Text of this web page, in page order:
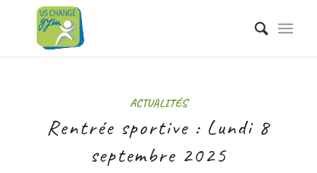
ACTUALITÉS
Rentrée sportive : Lundi 8
septembre 2025